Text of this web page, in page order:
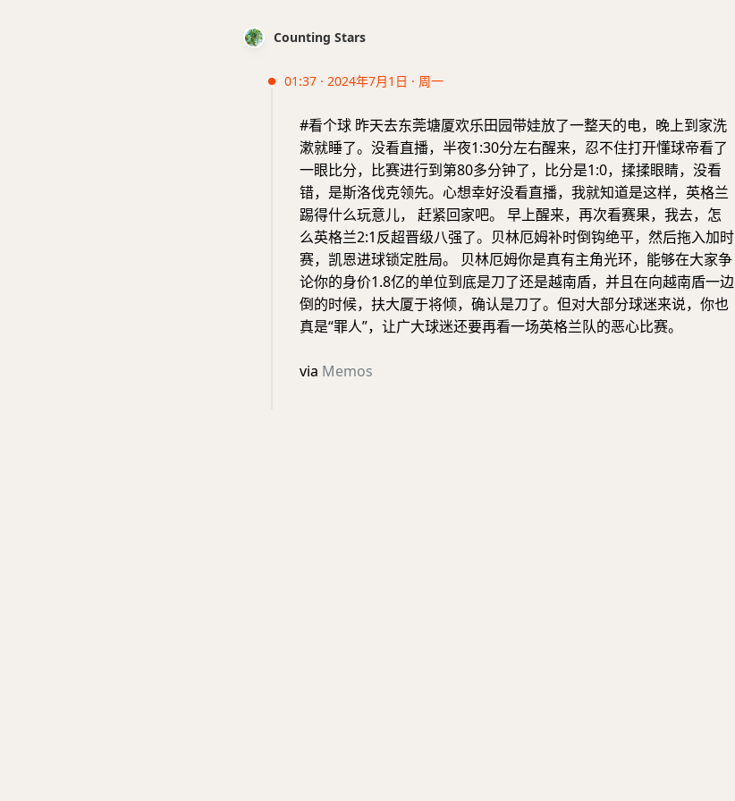
Counting Stars
01:37 · 2024年7月1日 · 周一
#看个球 昨天去东莞塘厦欢乐田园带娃放了一整天的电，晚上到家洗
漱就睡了。没看直播，半夜1:30分左右醒来，忍不住打开懂球帝看了
一眼比分，比赛进行到第80多分钟了，比分是1:0，揉揉眼睛，没看
错，是斯洛伐克领先。心想幸好没看直播，我就知道是这样，英格兰
踢得什么玩意儿， 赶紧回家吧。 早上醒来，再次看赛果，我去，怎
么英格兰2:1反超晋级八强了。贝林厄姆补时倒钩绝平，然后拖入加时
赛，凯恩进球锁定胜局。 贝林厄姆你是真有主角光环，能够在大家争
论你的身价1.8亿的单位到底是刀了还是越南盾，并且在向越南盾一边
倒的时候，扶大厦于将倾，确认是刀了。但对大部分球迷来说，你也
真是“罪人”，让广大球迷还要再看一场英格兰队的恶心比赛。
via Memos